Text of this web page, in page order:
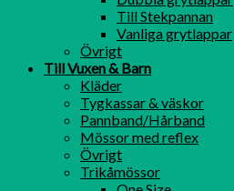
Till Stekpannan
Vanliga grytlappar
Övrigt
Till Vuxen & Barn
Kläder
Tygkassar & väskor
Pannband/Hårband
Mössor med reflex
Övrigt
Trikåmössor